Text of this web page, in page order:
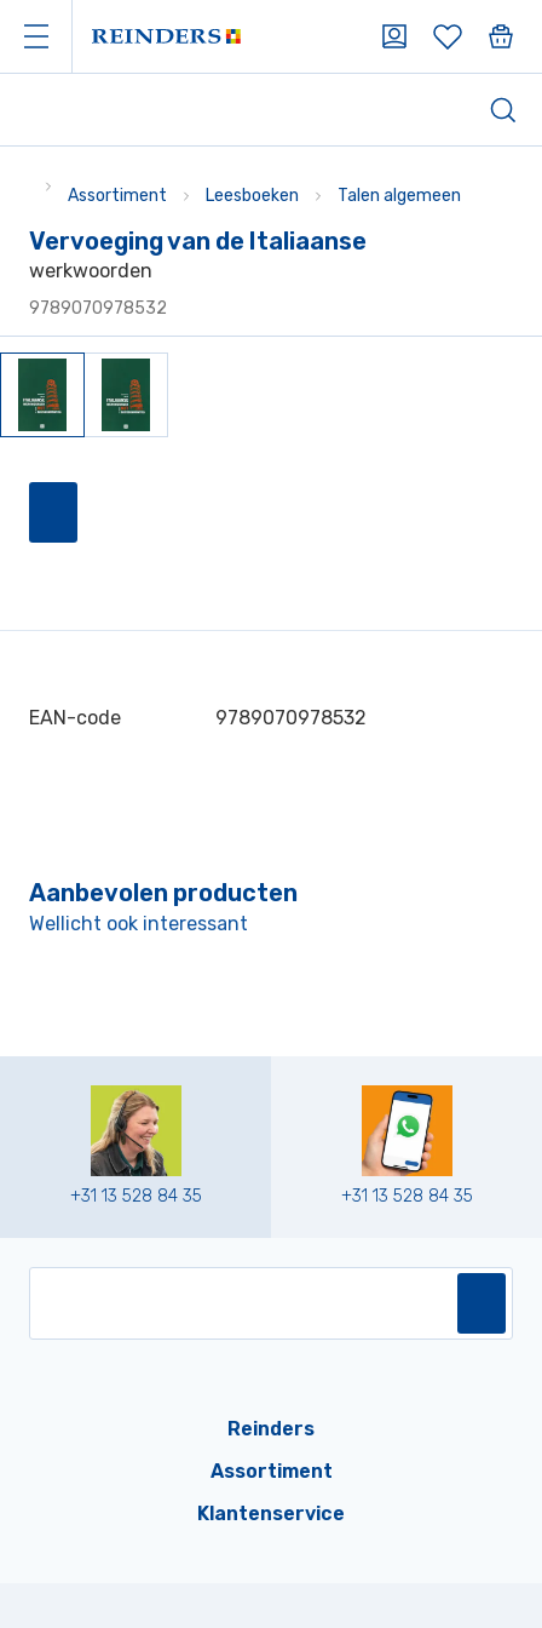
Assortiment Leesboeken Talen algemeen
Vervoeging van de Italiaanse
werkwoorden
9789070978532
EAN-code 9789070978532
Aanbevolen producten
Wellicht ook interessant
+31 13 528 84 35 +31 13 528 84 35
Reinders
Assortiment
Klantenservice